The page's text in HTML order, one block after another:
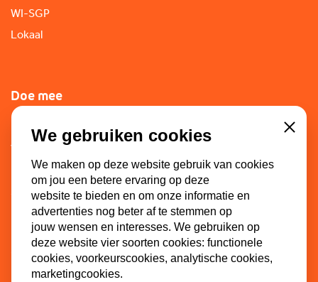
WI-SGP
Lokaal
Doe mee
Lid worden
Vacatures
Doneren
Sponsoren
Contact
We gebruiken cookies
We maken op deze website gebruik van cookies
om jou een betere ervaring op deze
website te bieden en om onze informatie en
advertenties nog beter af te stemmen op
jouw wensen en interesses. We gebruiken op
deze website vier soorten cookies: functionele
cookies, voorkeurscookies, analytische cookies,
marketingcookies.
Close